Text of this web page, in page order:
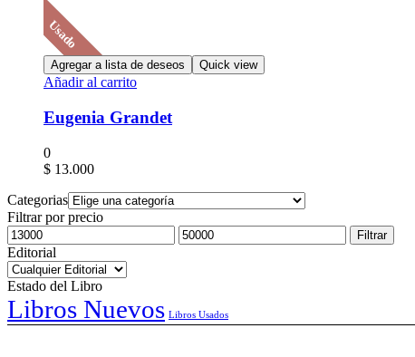
Usado
Agregar a lista de deseos Quick view
Añadir al carrito
Eugenia Grandet
0
$ 13.000
Categorias
Filtrar por precio
Filtrar
Editorial
Estado del Libro
Libros Nuevos Libros Usados